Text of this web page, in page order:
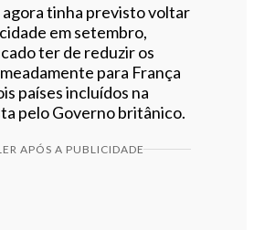
agora tinha previsto voltar
em setembro,
ter de reduzir os
para França
países incluídos na
pelo Governo britânico.
APÓS A PUBLICIDADE